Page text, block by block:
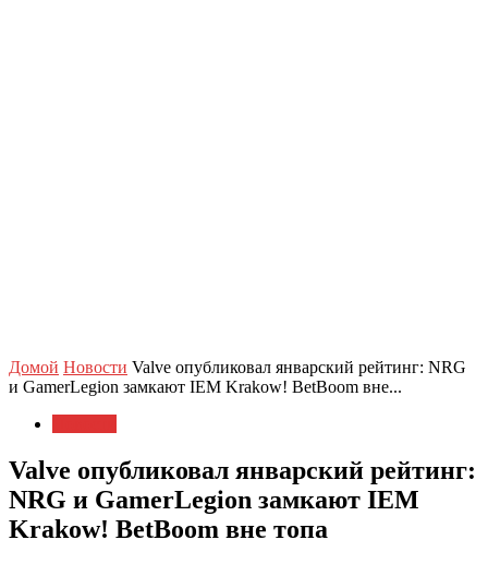
Домой Новости Valve опубликовал январский рейтинг: NRG
и GamerLegion замкают IEM Krakow! BetBoom вне...
Valve опубликовал январский рейтинг:
NRG и GamerLegion замкают IEM
Krakow! BetBoom вне топа